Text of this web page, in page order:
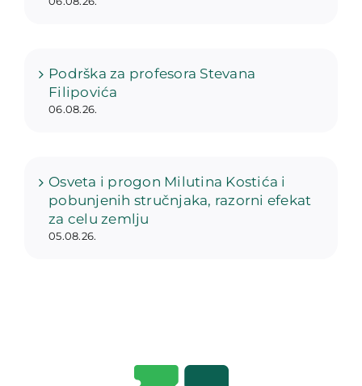
Podrška za profesora Stevana
Filipovića
06.08.26.
Osveta i progon Milutina Kostića i
pobunjenih stručnjaka, razorni efekat
za celu zemlju
05.08.26.